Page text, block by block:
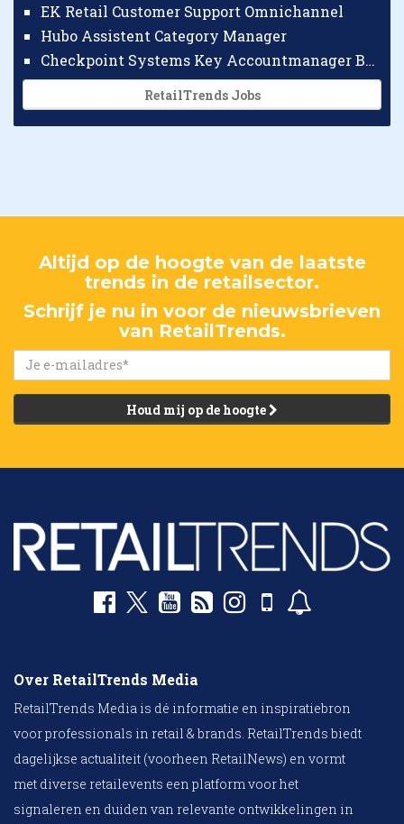
EK Retail Customer Support Omnichannel
Hubo Assistent Category Manager
Checkpoint Systems Key Accountmanager Benelux
RetailTrends Jobs
Altijd op de hoogte van de laatste
trends in de retailsector.
Schrijf je nu in voor de nieuwsbrieven
van RetailTrends.
Houd mij op de hoogte
Over RetailTrends Media
RetailTrends Media is dé informatie en inspiratiebron
voor professionals in retail & brands. RetailTrends biedt
dagelijkse actualiteit (voorheen RetailNews) en vormt
met diverse retailevents een platform voor het
signaleren en duiden van relevante ontwikkelingen in